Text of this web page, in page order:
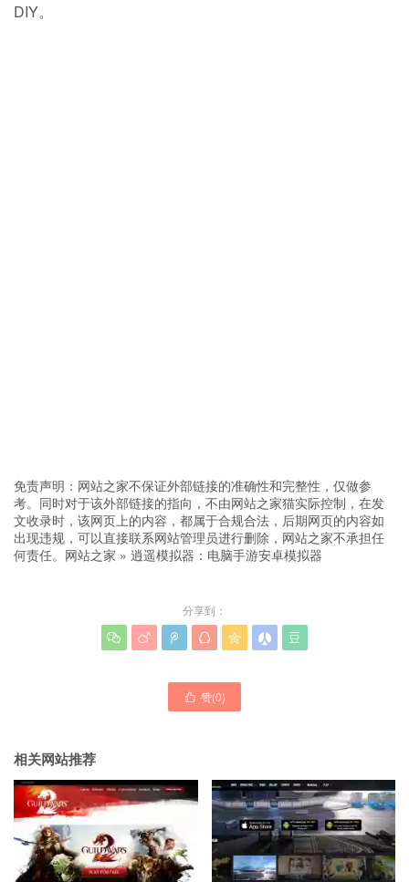
DIY。
免责声明：网站之家不保证外部链接的准确性和完整性，仅做参
考。同时对于该外部链接的指向，不由网站之家猫实际控制，在发
文收录时，该网页上的内容，都属于合规合法，后期网页的内容如
出现违规，可以直接联系网站管理员进行删除，网站之家不承担任
何责任。 网站之家 » 逍遥模拟器：电脑手游安卓模拟器
分享到：
      
 赞(0)
相关网站推荐